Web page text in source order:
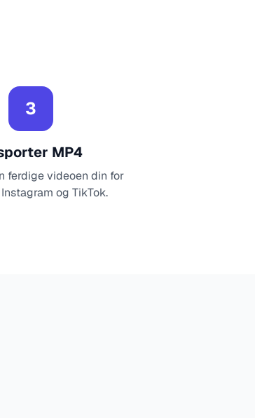
3
MP4
ferdige videoen din for
og TikTok.